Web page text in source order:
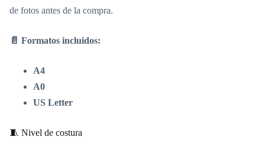
de fotos antes de la compra.
📄 Formatos incluidos:
A4
A0
US Letter
🧵 Nivel de costura